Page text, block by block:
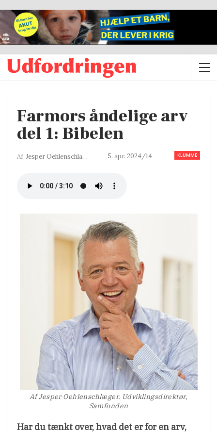
Farmors åndelige arv
del 1: Bibelen
KLUMME
Af Jesper Oehlenschlager 5. apr. 2024/14
Af Jesper Oehlenschlæger. Udviklingsdirektør,
Samfonden
Har du tænkt over, hvad det er for en arv,